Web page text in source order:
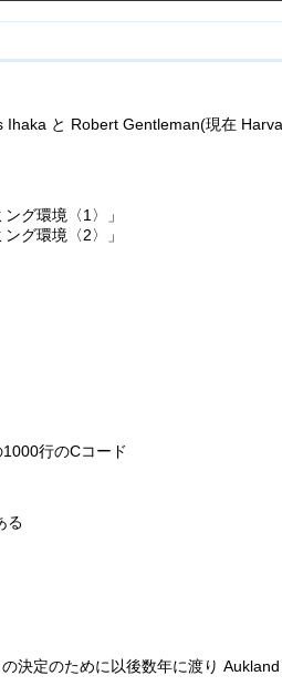
と Robert Gentleman(現在
グ環境〈1〉」
グ環境〈2〉」
行のCコード
る
決定のために以後数年に渡り